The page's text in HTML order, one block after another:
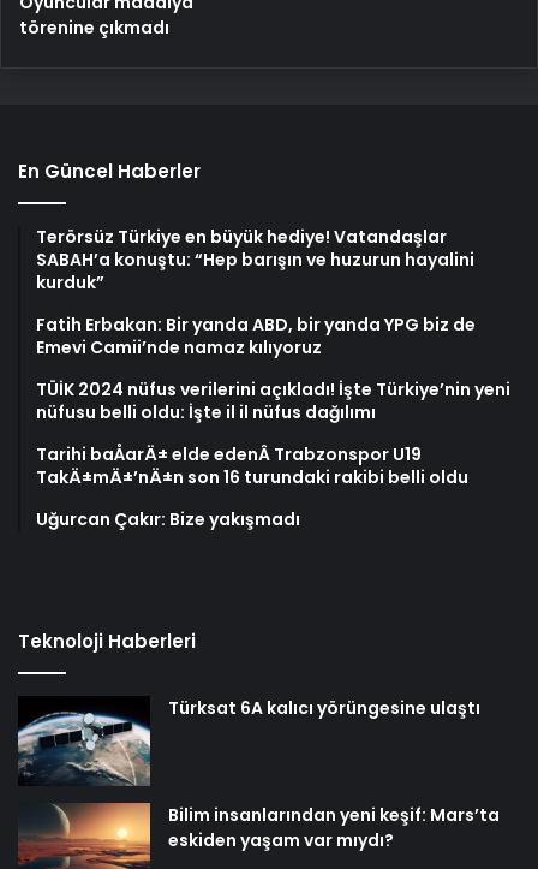
törenine çıkmadı
En Güncel Haberler
Terörsüz Türkiye en büyük hediye! Vatandaşlar
SABAH’a konuştu: “Hep barışın ve huzurun hayalini
kurduk”
Fatih Erbakan: Bir yanda ABD, bir yanda YPG biz de
Emevi Camii’nde namaz kılıyoruz
TÜİK 2024 nüfus verilerini açıkladı! İşte Türkiye’nin yeni
nüfusu belli oldu: İşte il il nüfus dağılımı
Tarihi baÅarÄ± elde edenÂ Trabzonspor U19
TakÄ±mÄ±’nÄ±n son 16 turundaki rakibi belli oldu
Uğurcan Çakır: Bize yakışmadı
Teknoloji Haberleri
Türksat 6A kalıcı yörüngesine ulaştı
Bilim insanlarından yeni keşif: Mars’ta
eskiden yaşam var mıydı?